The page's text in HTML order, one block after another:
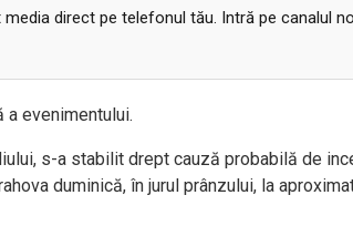
direct pe telefonul tău. Intră pe canalul
a evenimentului.
s-a stabilit drept cauză probabilă de
duminică, în jurul prânzului, la